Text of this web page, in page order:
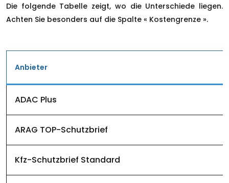
Die folgende Tabelle zeigt, wo die Unterschiede liegen.
Achten Sie besonders auf die Spalte « Kostengrenze ».
Anbieter
ADAC Plus
ARAG TOP-Schutzbrief
Kfz-Schutzbrief Standard